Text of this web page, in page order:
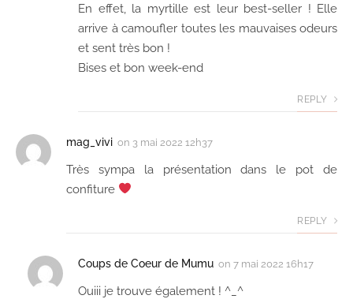
En effet, la myrtille est leur best-seller ! Elle
arrive à camoufler toutes les mauvaises odeurs
et sent très bon !
Bises et bon week-end
REPLY
mag_vivi on 3 mai 2022 12h37
Très sympa la présentation dans le pot de
confiture
REPLY
Coups de Coeur de Mumu on 7 mai 2022 16h17
Ouiii je trouve également ! ^_^